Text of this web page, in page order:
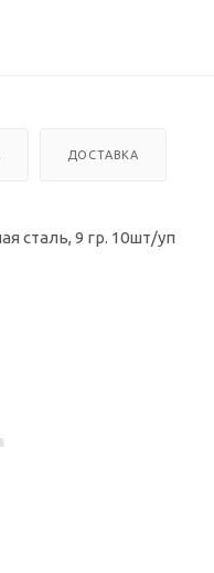
ДОСТАВКА
сталь, 9 гр. 10шт/уп